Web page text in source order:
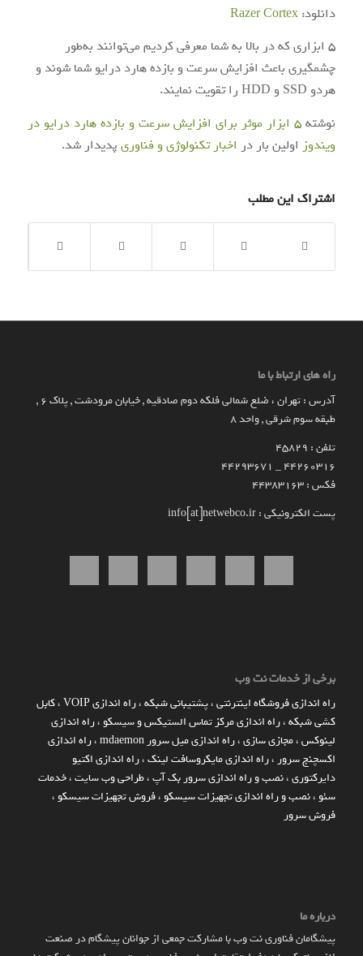
دانلود: Razer Cortex
5 ابزاری که در بالا به شما معرفی کردیم می‌توانند به‌طور
چشمگیری باعث افزایش سرعت و بازده هارد درایو شما شوند و
هردو SSD و HDD را تقویت نمایند.
نوشته 5 ابزار موثر برای افزایش سرعت و بازده هارد درایو در
ویندوز اولین بار در اخبار تکنولوژی و فناوریپدیدار شد.
اشتراک این مطلب
راه های ارتباط با ما
آدرس : تهران ، ضلع شمالی فلکه دوم صادقیه , خیابان مرودشت , پلاک ۶ ,
طبقه سوم شرقی , واحد ۸
تلفن : 45829
۴۴۲۶۰۳۱۶ _ 44293671
فکس : 44383163
پست الکترونیکی : info[at]netwebco.ir
برخی از خدمات نت وب
راه اندازي فروشگاه اينترنتي،پشتیبانی شبکه،راه اندازی VOIP ،کابل
کشی شبکه،راه اندازی مرکز تماس الستیکس و سیسکو،راه اندازی
لینوکس،مجازی سازی،راه اندازی میل سرور mdaemon ،راه اندازی
اکسچنج سرور،راه اندازی مایکروسافت لینک،راه اندازی اکتیو
دایرکتوری،نصب و راه اندازی سرور بک آپ،طراحی وب سایت،خدمات
سئو،نصب و راه اندازی تجهیزات سیسکو،فروش تجهیزات سیسکو،
فروش سرور
درباره ما
پیشگامان فناوری نت وب با مشارکت جمعی از جوانان پیشگام در صنعت